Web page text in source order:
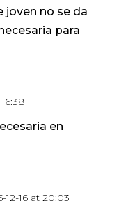
joven no se da
para
en
12-16 at 20:03